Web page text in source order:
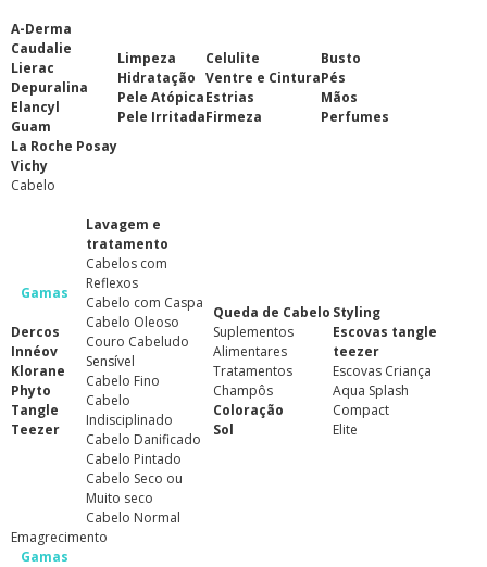
A-Derma
Caudalie
Lierac
Depuralina
Elancyl
Guam
La Roche Posay
Vichy
Limpeza
Hidratação
Pele Atópica
Pele Irritada
Celulite
Ventre e Cintura
Estrias
Firmeza
Busto
Pés
Mãos
Perfumes
Cabelo
Gamas
Dercos
Innéov
Klorane
Phyto
Tangle
Teezer
Lavagem e
tratamento
Cabelos com
Reflexos
Cabelo com Caspa
Cabelo Oleoso
Couro Cabeludo
Sensível
Cabelo Fino
Cabelo
Indisciplinado
Cabelo Danificado
Cabelo Pintado
Cabelo Seco ou
Muito seco
Cabelo Normal
Queda de Cabelo
Suplementos
Alimentares
Tratamentos
Champôs
Coloração
Sol
Styling
Escovas tangle
teezer
Escovas Criança
Aqua Splash
Compact
Elite
Emagrecimento
Gamas